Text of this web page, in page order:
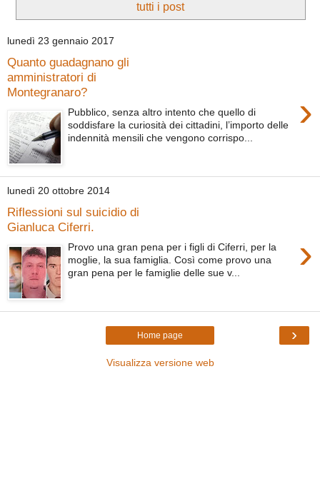
tutti i post
lunedì 23 gennaio 2017
Quanto guadagnano gli
amministratori di
Montegranaro?
›
Pubblico, senza altro intento che quello di
soddisfare la curiosità dei cittadini, l’importo delle
indennità mensili che vengono corrispo...
lunedì 20 ottobre 2014
Riflessioni sul suicidio di
Gianluca Ciferri.
›
Provo una gran pena per i figli di Ciferri, per la
moglie, la sua famiglia. Così come provo una
gran pena per le famiglie delle sue v...
›
Home page
Visualizza versione web